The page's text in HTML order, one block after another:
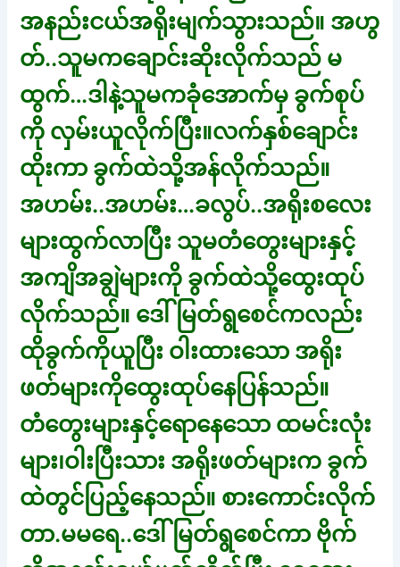
အနည်းငယ်အရိုးမျက်သွားသည်။ အဟွ
တ်..သူမကချောင်းဆိုးလိုက်သည် မ
ထွက်…ဒါနဲ့သူမကခုံအောက်မှ ခွက်စုပ်
ကို လှမ်းယူလိုက်ပြီး။လက်နှစ်ချောင်း
ထိုးကာ ခွက်ထဲသို့အန်လိုက်သည်။
အဟမ်း..အဟမ်း…ခလွပ်..အရိုးစလေး
များထွက်လာပြီး သူမတံတွေးများနှင့်
အကျိအချွဲများကို ခွက်ထဲသို့ထွေးထုပ်
လိုက်သည်။ ဒေါ်မြတ်ရွစေင်ကလည်း
ထိုခွက်ကိုယူပြီး ဝါးထားသော အရိုး
ဖတ်များကိုထွေးထုပ်နေပြန်သည်။
တံတွေးများနှင့်ရောနေသော ထမင်းလုံး
များ၊ဝါးပြီးသား အရိုးဖတ်များက ခွက်
ထဲတွင်ပြည့်နေသည်။ စားကောင်းလိုက်
တာ.မမရေ..ဒေါ်မြတ်ရွစေင်ကာ ဗိုက်